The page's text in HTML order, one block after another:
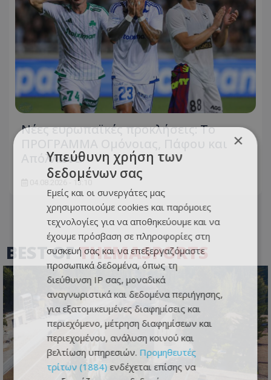
Νέες ευρωπαϊκές προκλήσεις: Το
Απόλλωνα
04.08.2026 - 13:10
BEST OFTHEMASPORTS
×
Υπεύθυνη χρήση των
δεδομένων σας
Εμείς και οι συνεργάτες μας
χρησιμοποιούμε cookies και παρόμοιες
τεχνολογίες για να αποθηκεύουμε και να
έχουμε πρόσβαση σε πληροφορίες στη
συσκευή σας και να επεξεργαζόμαστε
προσωπικά δεδομένα, όπως τη
διεύθυνση IP σας, μοναδικά
αναγνωριστικά και δεδομένα περιήγησης,
για εξατομικευμένες διαφημίσεις και
περιεχόμενο, μέτρηση διαφημίσεων και
περιεχομένου, ανάλυση κοινού και
βελτίωση υπηρεσιών. Προμηθευτές
τρίτων (1884) ενδέχεται επίσης να